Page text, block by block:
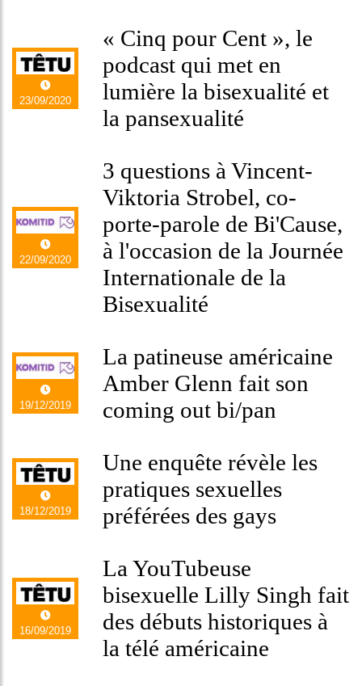
23/09/2020
« Cinq pour Cent », le
podcast qui met en
lumière la bisexualité et
la pansexualité
22/09/2020
3 questions à Vincent-
Viktoria Strobel, co-
porte-parole de Bi'Cause,
à l'occasion de la Journée
Internationale de la
Bisexualité
19/12/2019
La patineuse américaine
Amber Glenn fait son
coming out bi/pan
18/12/2019
Une enquête révèle les
pratiques sexuelles
préférées des gays
16/09/2019
La YouTubeuse
bisexuelle Lilly Singh fait
des débuts historiques à
la télé américaine